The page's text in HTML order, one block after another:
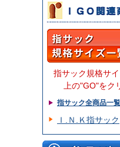
指サック規格サ
上の"GO"を
指サック全商品一
Ｉ.Ｎ.Ｋ指サック